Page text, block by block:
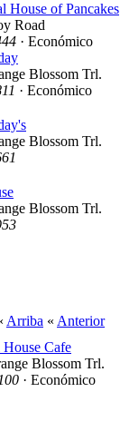
House of Pancakes
Road
· Económico
Blossom Trl.
· Económico
Blossom Trl.
Blossom Trl.
Arriba « Anterior
Cafe
Blossom Trl.
· Económico